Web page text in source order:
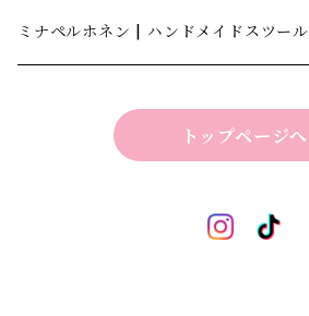
キャナテック | CannaTech
ミナペルホネン | ハンドメイドスツール
折り畳みスツール
トップページへ